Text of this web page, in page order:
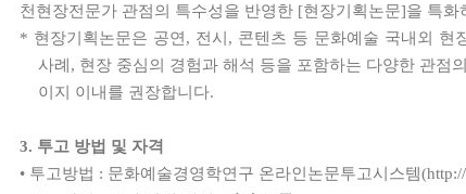
천현장전문가 관점의 특수성을 반영한 [현장기획논문]을 특화
* 현장기획논문은 공연 , 전시 , 콘텐츠 등 문화예술 국내외 현
사례 , 현장 중심의 경험과 해석 등을 포함하는 다양한 관점
이지 이내를 권장합니다.
3. 투고 방법 및 자격
• 투고방법 : 문화예술경영학연구 온라인논문투고시스템